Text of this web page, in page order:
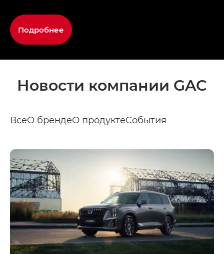
Подробнее
Новости компании GAC
ВсеО брендеО продуктеСобытия